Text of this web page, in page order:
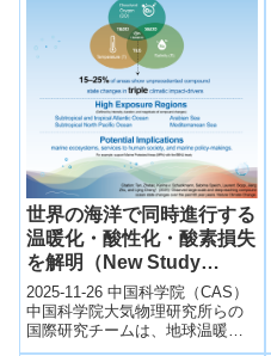
世界の海洋で同時進行する
温暖化・酸性化・酸素損失
を解明（New Study
Highlights Simultaneous
Warming, Acidification,
and Oxygen Loss in
2025-11-26 中国科学院（CAS）
中国科学院大気物理研究所らの
国際研究チームは、地球温暖化
に伴う海洋の複合的な状態変化